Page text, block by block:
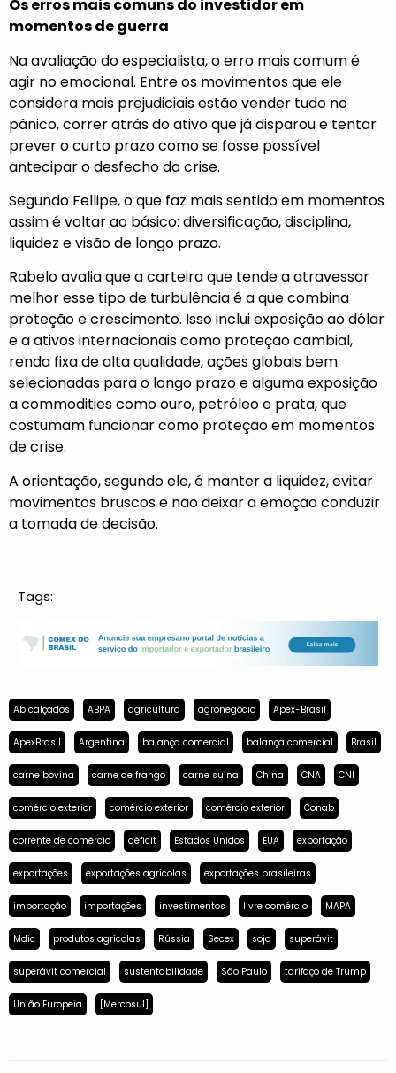
Os erros mais comuns do investidor em
momentos de guerra
Na avaliação do especialista, o erro mais comum é
agir no emocional. Entre os movimentos que ele
considera mais prejudiciais estão vender tudo no
pânico, correr atrás do ativo que já disparou e tentar
prever o curto prazo como se fosse possível
antecipar o desfecho da crise.
Segundo Fellipe, o que faz mais sentido em momentos
assim é voltar ao básico: diversificação, disciplina,
liquidez e visão de longo prazo.
Rabelo avalia que a carteira que tende a atravessar
melhor esse tipo de turbulência é a que combina
proteção e crescimento. Isso inclui exposição ao dólar
e a ativos internacionais como proteção cambial,
renda fixa de alta qualidade, ações globais bem
selecionadas para o longo prazo e alguma exposição
a commodities como ouro, petróleo e prata, que
costumam funcionar como proteção em momentos
de crise.
A orientação, segundo ele, é manter a liquidez, evitar
movimentos bruscos e não deixar a emoção conduzir
a tomada de decisão.
Tags:
Abicalçados ABPA agricultura agronegócio Apex-Brasil
ApexBrasil Argentina balança comercial balança comercial Brasil
carne bovina carne de frango carne suína China CNA CNI
comércio exterior comércio exterior comércio exterior. Conab
corrente de comércio déficit Estados Unidos EUA exportação
exportações exportações agrícolas exportações brasileiras
importação importações investimentos livre comércio MAPA
Mdic produtos agrícolas Rússia Secex soja superávit
superávit comercial sustentabilidade São Paulo tarifaço de Trump
União Europeia [Mercosul]